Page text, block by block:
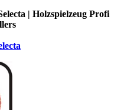
| Holzspielzeug Profi